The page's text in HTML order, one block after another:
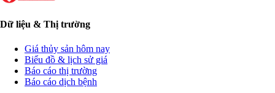
Dữ liệu & Thị trường
Giá thủy sản hôm nay
Biểu đồ & lịch sử giá
Báo cáo thị trường
Báo cáo dịch bệnh